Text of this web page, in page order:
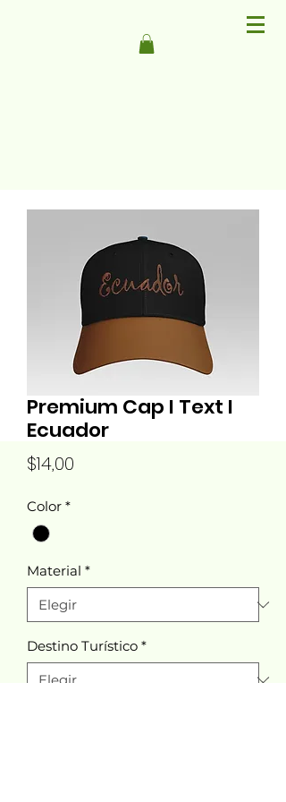
Premium Cap I Text I
Ecuador
$14,00
Color *
Material *
Destino Turístico *